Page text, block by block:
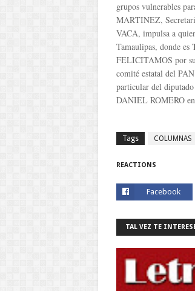
grupos vulnerables
MARTINEZ,
VACA, impulsa a
Tamaulipas, donde es
FELICITAMOS por
comité estatal del
particular del
DANIEL ROMERO
Tags COLUMNAS
REACTIONS
Facebook
TAL VEZ TE